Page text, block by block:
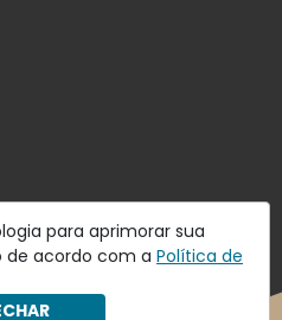
para aprimorar sua
de acordo com a Política de